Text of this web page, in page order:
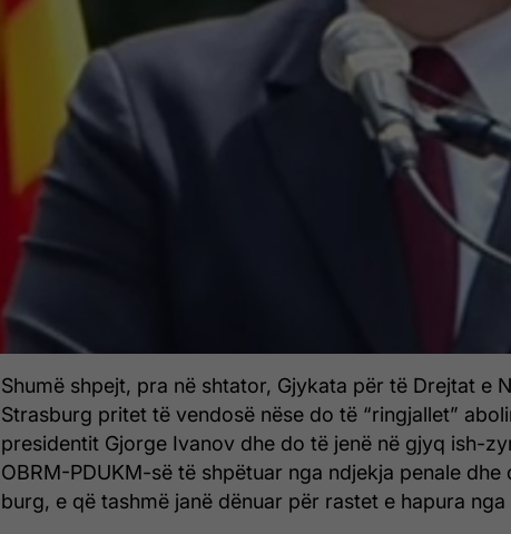
Shumë shpejt, pra në shtator, Gjykata për të Drejtat e
Strasburg pritet të vendosë nëse do të “ringjallet”
presidentit Gjorge Ivanov dhe do të jenë në gjyq ish-
OBRM-PDUKM-së të shpëtuar nga ndjekja penale dhe
burg, e që tashmë janë dënuar për rastet e hapura nga